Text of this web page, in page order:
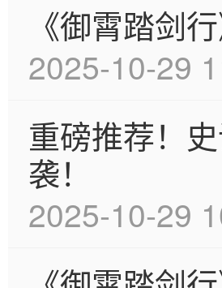
《御霄踏剑
2025-10-29
重磅推荐！
袭！
2025-10-29